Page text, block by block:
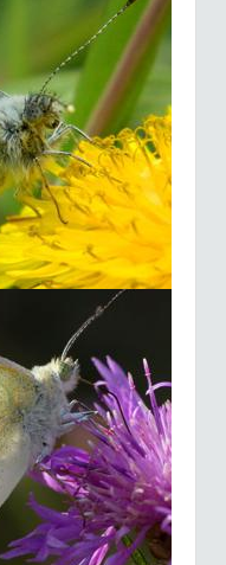
Fiche espèce
Fiche espèce
|
Fiche espèce
Fiche espèce
|